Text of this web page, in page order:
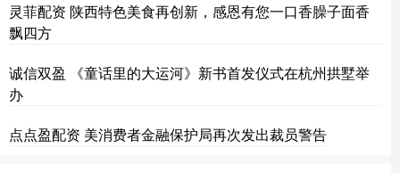
灵菲配资 陕西特色美食再创新，感恩有您一口香臊子面香
飘四方
诚信双盈 《童话里的大运河》新书首发仪式在杭州拱墅举
办
点点盈配资 美消费者金融保护局再次发出裁员警告